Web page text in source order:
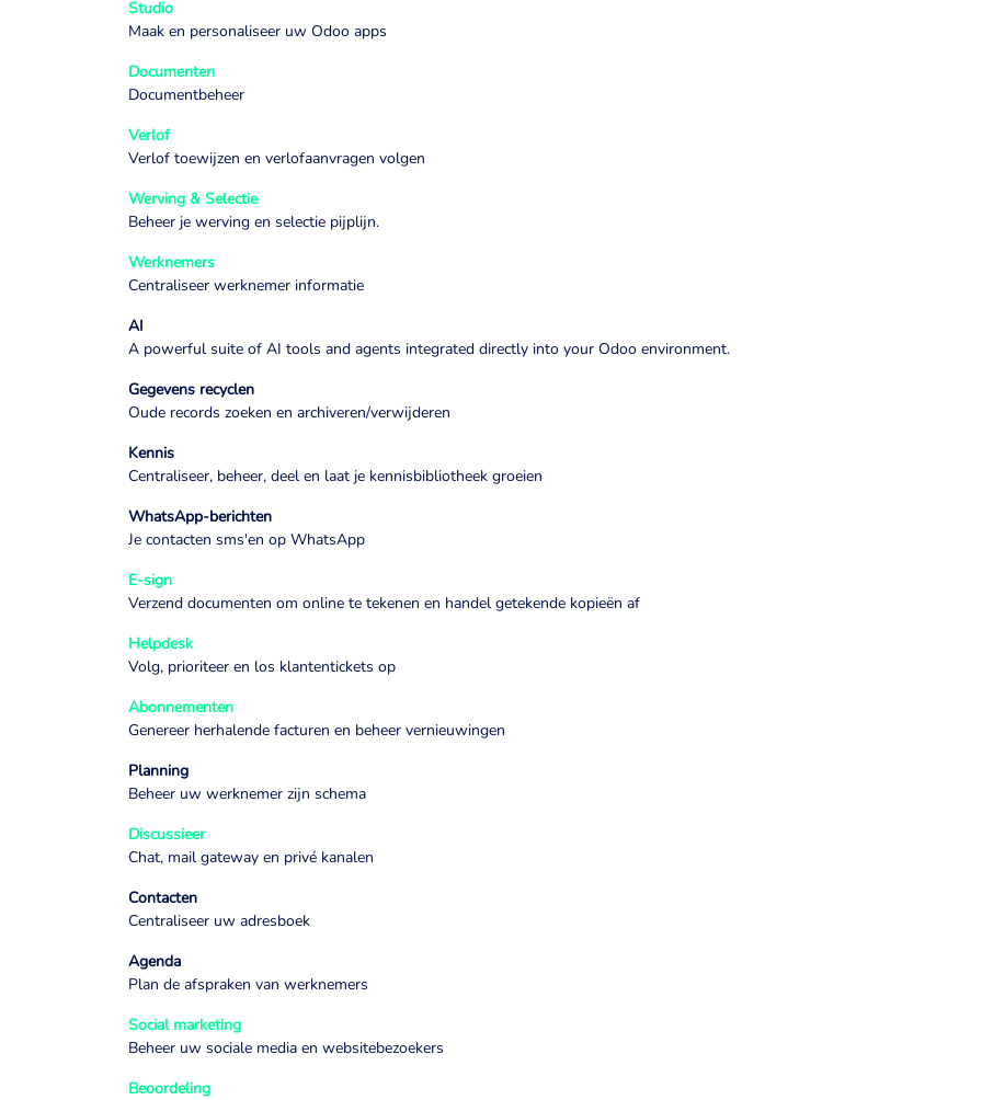
Studio
Maak en personaliseer uw Odoo apps
Documenten
Documentbeheer
Verlof
Verlof toewijzen en verlofaanvragen volgen
Werving & Selectie
Beheer je werving en selectie pijplijn.
Werknemers
Centraliseer werknemer informatie
AI
A powerful suite of AI tools and agents integrated directly into your Odoo environment.
Gegevens recyclen
Oude records zoeken en archiveren/verwijderen
Kennis
Centraliseer, beheer, deel en laat je kennisbibliotheek groeien
WhatsApp-berichten
Je contacten sms'en op WhatsApp
E-sign
Verzend documenten om online te tekenen en handel getekende kopieën af
Helpdesk
Volg, prioriteer en los klantentickets op
Abonnementen
Genereer herhalende facturen en beheer vernieuwingen
Planning
Beheer uw werknemer zijn schema
Discussieer
Chat, mail gateway en privé kanalen
Contacten
Centraliseer uw adresboek
Agenda
Plan de afspraken van werknemers
Social marketing
Beheer uw sociale media en websitebezoekers
Beoordeling